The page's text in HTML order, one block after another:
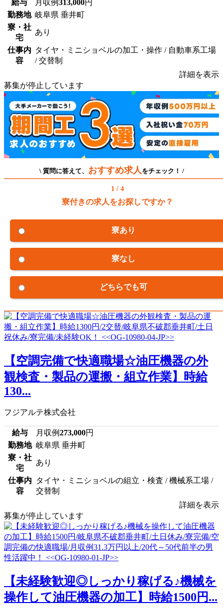
給与 月収例313,000円
勤務地 岐阜県 垂井町
寮・社
宅
あり
仕事内
容
タイヤ・ミニショベルの加工・操作 / 自動車系工場
/ 交替制
詳細を表示
募集が停止しています
\ 質問に答えて、 おすすめ求人 をチェック！ /
1 / 4
寮付きの求人をお探しですか？
寮あり
寮なし
どちらでも可
【空調完備で快適職場☆油圧機器の外
観検査・製品の運搬・組立作業】時給
130...
フジアルテ株式会社
給与 月収例273,000円
勤務地 岐阜県 垂井町
寮・社
宅
あり
仕事内
容
タイヤ・ミニショベルの組立・検査 / 機械系工場 /
交替制
詳細を表示
募集が停止しています
【未経験歓迎◎しっかり稼げる♪機械を
操作して油圧機器の加工】時給1500円...